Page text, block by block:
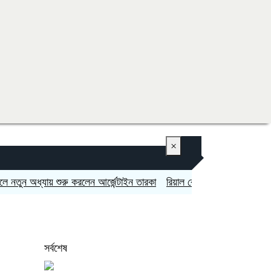
অধ্যায় শুরু করলেন আর্জেন্টাইন তারকা
রিয়াল বেটিসের কাছে হেরে শিরোপা
×
সর্বশেষ